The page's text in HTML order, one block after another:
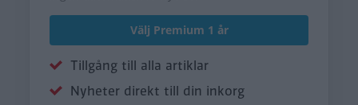
Välj Premium 1 år
Tillgång till alla artiklar
Nyheter direkt till din inkorg